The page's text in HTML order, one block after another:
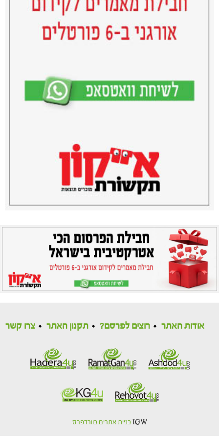
אודות האתר רוצים לפרסם? תקנון האתר צרו קשר
IGW בניית אתרים בוורדפרס